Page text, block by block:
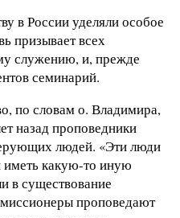
в России уделяли особое
призывает всех
служению, и, прежде
семинарий.
по словам о. Владимира,
назад проповедники
людей. «Эти люди
иметь какую-то иную
в существование
проповедают